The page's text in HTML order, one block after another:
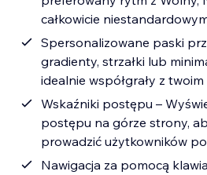
całkowicie
Spersonalizowane paski
gradienty, strzałki lub
idealnie współgrały z
Wskaźniki postępu –
postępu na górze strony,
prowadzić użytkowników
Nawigacja za pomocą